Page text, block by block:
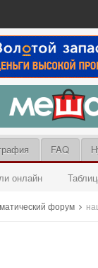
онлайн
FAQ
форум